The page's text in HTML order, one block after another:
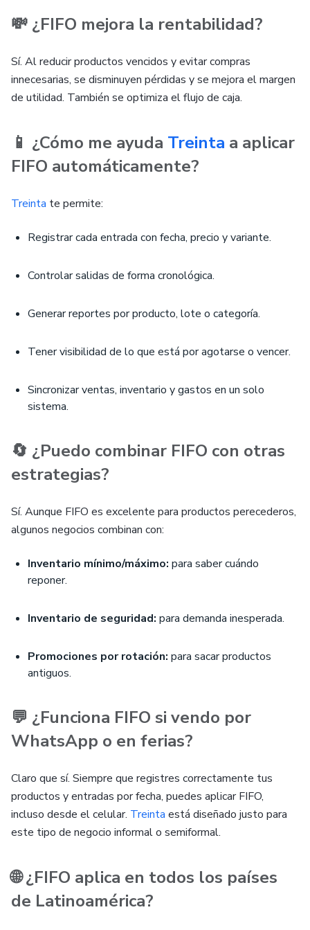
💸 ¿FIFO mejora la rentabilidad?
Sí. Al reducir productos vencidos y evitar compras
innecesarias, se disminuyen pérdidas y se mejora el margen
de utilidad. También se optimiza el flujo de caja.
📱 ¿Cómo me ayuda Treinta a aplicar
FIFO automáticamente?
Treinta te permite:
Registrar cada entrada con fecha, precio y variante.
Controlar salidas de forma cronológica.
Generar reportes por producto, lote o categoría.
Tener visibilidad de lo que está por agotarse o vencer.
Sincronizar ventas, inventario y gastos en un solo
sistema.
🔄 ¿Puedo combinar FIFO con otras
estrategias?
Sí. Aunque FIFO es excelente para productos perecederos,
algunos negocios combinan con:
Inventario mínimo/máximo: para saber cuándo
reponer.
Inventario de seguridad: para demanda inesperada.
Promociones por rotación: para sacar productos
antiguos.
💬 ¿Funciona FIFO si vendo por
WhatsApp o en ferias?
Claro que sí. Siempre que registres correctamente tus
productos y entradas por fecha, puedes aplicar FIFO,
incluso desde el celular. Treinta está diseñado justo para
este tipo de negocio informal o semiformal.
🌐 ¿FIFO aplica en todos los países
de Latinoamérica?